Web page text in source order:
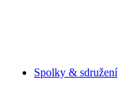
Spolky & sdružení